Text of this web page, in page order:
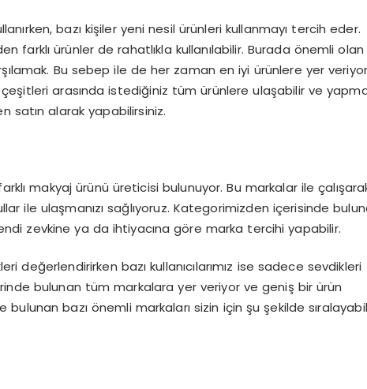
bazı kişiler yeni nesil ürünleri kullanmayı tercih eder.
farklı ürünler de rahatlıkla kullanılabilir. Burada önemli olan
Bu sebep ile de her zaman en iyi ürünlere yer
çeşitleri arasında istediğiniz tüm ürünlere ulaşabilir ve
satın alarak yapabilirsiniz.
makyaj ürünü üreticisi bulunuyor. Bu markalar ile
ile ulaşmanızı sağlıyoruz. Kategorimizden içerisinde
zevkine ya da ihtiyacına göre marka tercihi yapabilir.
değerlendirirken bazı kullanıcılarımız ise sadece sevdikleri
bulunan tüm markalara yer veriyor ve geniş bir ürün
bazı önemli markaları sizin için şu şekilde